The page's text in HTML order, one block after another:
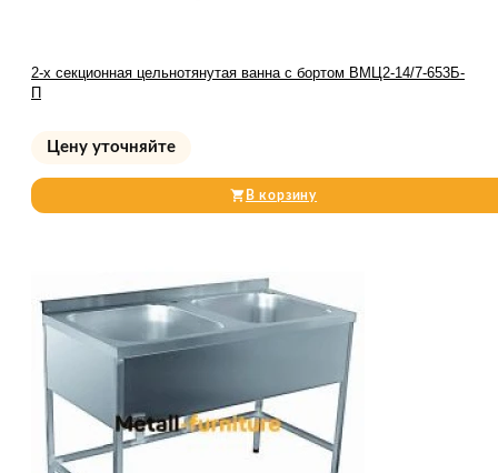
2-х секционная цельнотянутая ванна с бортом ВМЦ2-14/7-653Б-
П
Цену уточняйте
В корзину